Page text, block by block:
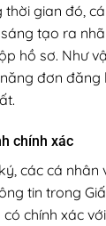
gian đó,
tạo ra
hồ sơ. Như
đơn đăng
chính xác
các cá nhân
tin trong
chính xác